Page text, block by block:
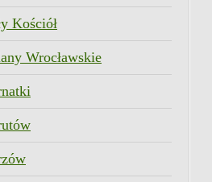
Kościół
Wrocławskie